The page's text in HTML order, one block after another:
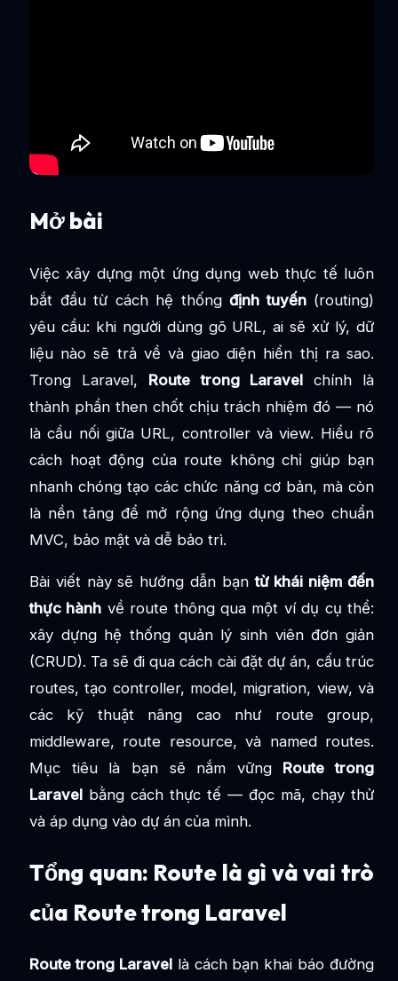
Mở bài
Việc xây dựng một ứng dụng web thực tế luôn
bắt đầu từ cách hệ thống định tuyến(routing)
yêu cầu: khi người dùng gõ URL, ai sẽ xử lý, dữ
liệu nào sẽ trả về và giao diện hiển thị ra sao.
Trong Laravel, Route trong Laravelchính là
thành phần then chốt chịu trách nhiệm đó — nó
là cầu nối giữa URL, controller và view. Hiểu rõ
cách hoạt động của route không chỉ giúp bạn
nhanh chóng tạo các chức năng cơ bản, mà còn
là nền tảng để mở rộng ứng dụng theo chuẩn
MVC, bảo mật và dễ bảo trì.
Bài viết này sẽ hướng dẫn bạntừ khái niệm đến
thực hành về route thông qua một ví dụ cụ thể:
xây dựng hệ thống quản lý sinh viên đơn giản
(CRUD). Ta sẽ đi qua cách cài đặt dự án, cấu trúc
routes, tạo controller, model, migration, view, và
các kỹ thuật nâng cao như route group,
middleware, route resource, và named routes.
Mục tiêu là bạn sẽ nắm vững Route trong
Laravel bằng cách thực tế — đọc mã, chạy thử
và áp dụng vào dự án của mình.
Tổng quan: Route là gì và vai trò
của Route trong Laravel
Route trong Laravellà cách bạn khai báo đường